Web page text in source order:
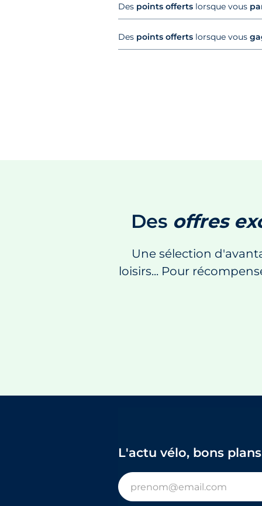
Des points offerts lorsque vous
Despoints offertslorsque vous
Des offres
Une sélection
loisirs... Pour
L'actu vélo, bons